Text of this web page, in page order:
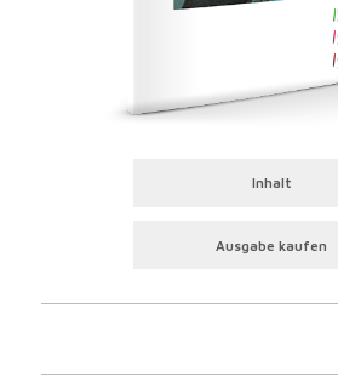
Inhalt
Ausgabe kaufen